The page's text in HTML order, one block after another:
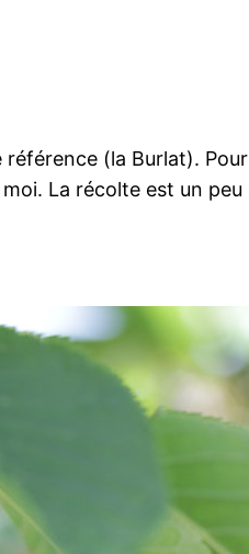
(la Burlat).
La récolte est un peu